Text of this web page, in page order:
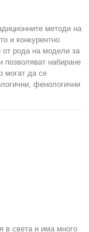
методи на
и конкурентно
от рода на модели за
позволяват набиране
могат да се
фенологични
в света и има много